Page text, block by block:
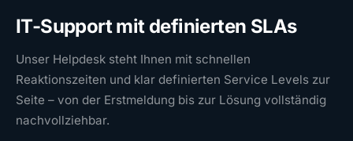
IT-Support mit definierten SLAs
Unser Helpdesk steht Ihnen mit schnellen
Reaktionszeiten und klar definierten Service Levels zur
Seite – von der Erstmeldung bis zur Lösung vollständig
nachvollziehbar.